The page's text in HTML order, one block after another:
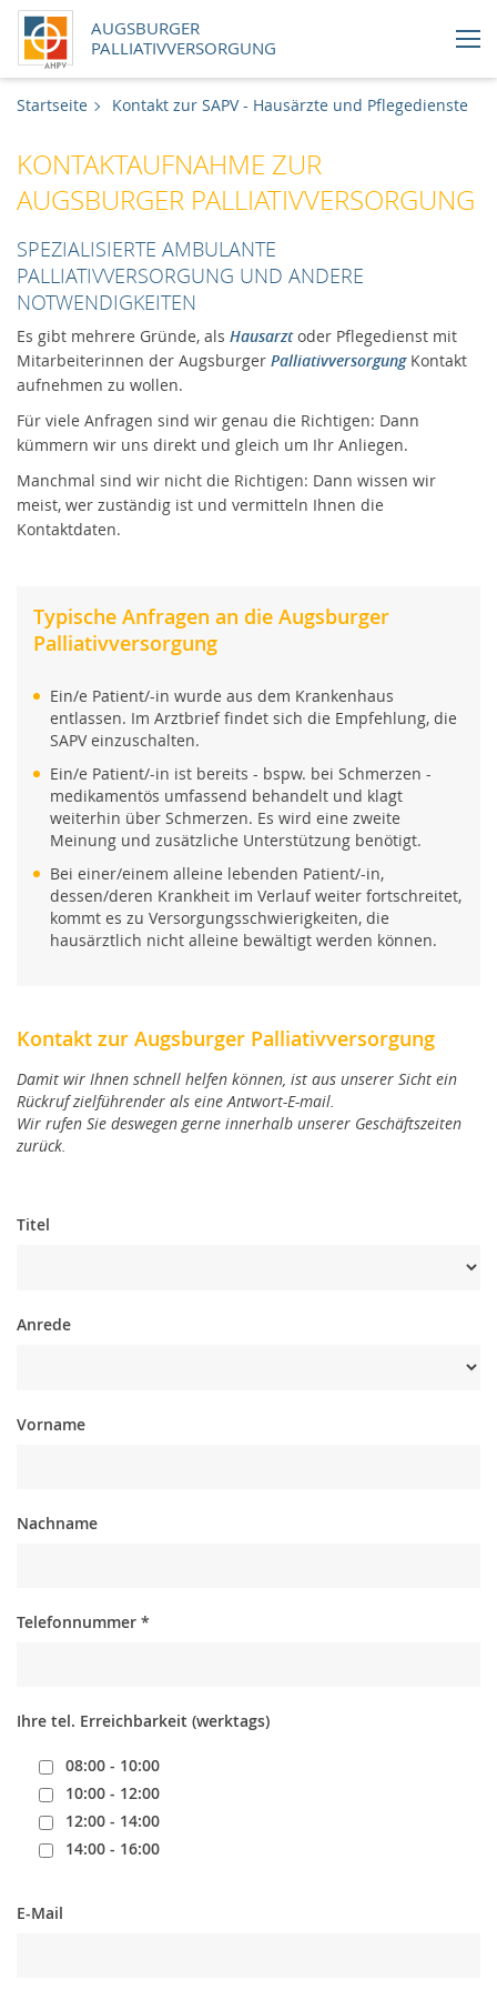
AUGSBURGER
PALLIATIVVERSORGUNG
Aktuelles
SAPV - Versorgung im häuslichen Umfeld
Einrichtungen
SAPV - Vernetzung mit Hausärzten und
Pflegediensten
SAPV - Vernetzung mit ambulanten
Hospiz
SAPV – Grundlagen | Augsburger
Palliativversorgung
SAPV - Finanzierung bei gesetzlich
versicherten Patient:innen
SAPV - Finanzierung bei
Privatpatient:innen
SAPV - für Ärztinnen, Ärzte und
Einrichtungen
Über uns – SAPV Augsburg | Augsburger
Palliativversorgung
Uns unterstützen
Palliativversorgung
Flyer & Formulare
Augsburger Hospiz- und Palliativstiftung
Jetzt spenden
Startseite Kontakt zur SAPV - Hausärzte und Pflegedienste
KONTAKTAUFNAHME ZUR
AUGSBURGER PALLIATIVVERSORGUNG
SPEZIALISIERTE AMBULANTE
PALLIATIVVERSORGUNG UND ANDERE
NOTWENDIGKEITEN
Es gibt mehrere Gründe, als Hausarztoder Pflegedienst mit
Mitarbeiterinnen der Augsburger PalliativversorgungKontakt
aufnehmen zu wollen.
Für viele Anfragen sind wir genau die Richtigen: Dann
kümmern wir uns direkt und gleich um Ihr Anliegen.
Manchmal sind wir nicht die Richtigen: Dann wissen wir
meist, wer zuständig ist und vermitteln Ihnen die
Kontaktdaten.
Typische Anfragen an die Augsburger
Palliativversorgung
Ein/e Patient/-in wurde aus dem Krankenhaus
entlassen. Im Arztbrief findet sich die Empfehlung, die
SAPV einzuschalten.
Ein/e Patient/-in ist bereits - bspw. bei Schmerzen -
medikamentös umfassend behandelt und klagt
weiterhin über Schmerzen. Es wird eine zweite
Meinung und zusätzliche Unterstützung benötigt.
Bei einer/einem alleine lebenden Patient/-in,
dessen/deren Krankheit im Verlauf weiter fortschreitet,
kommt es zu Versorgungsschwierigkeiten, die
hausärztlich nicht alleine bewältigt werden können.
Kontakt zur Augsburger Palliativversorgung
Damit wir Ihnen schnell helfen können, ist aus unserer Sicht ein
Rückruf zielführender als eine Antwort-E-mail.
Wir rufen Sie deswegen gerne innerhalb unserer Geschäftszeiten
zurück.
Titel
Anrede
Vorname
Nachname
Telefonnummer *
Ihre tel. Erreichbarkeit (werktags)
08:00 - 10:00
10:00 - 12:00
12:00 - 14:00
14:00 - 16:00
E-Mail